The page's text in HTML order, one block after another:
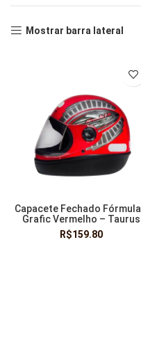
Mostrar barra lateral
Capacete Fechado Fórmula
Grafic Vermelho – Taurus
R$159.80